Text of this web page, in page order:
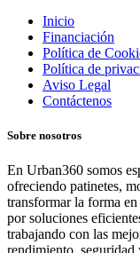
Inicio
Financiación
Política de
Política de
Aviso Legal
Contáctenos
Sobre nosotros
En Urban360 somos
ofreciendo patinetes,
transformar la forma
por soluciones
trabajando con las